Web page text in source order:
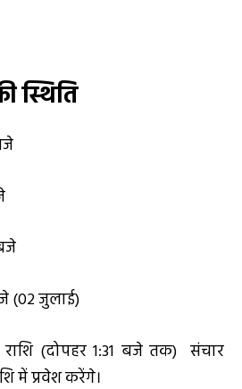
स्थिति
(02 जुलाई)
राशि (दोपहर 1:31 बजे तक) संचार
में प्रवेश करेंगे।